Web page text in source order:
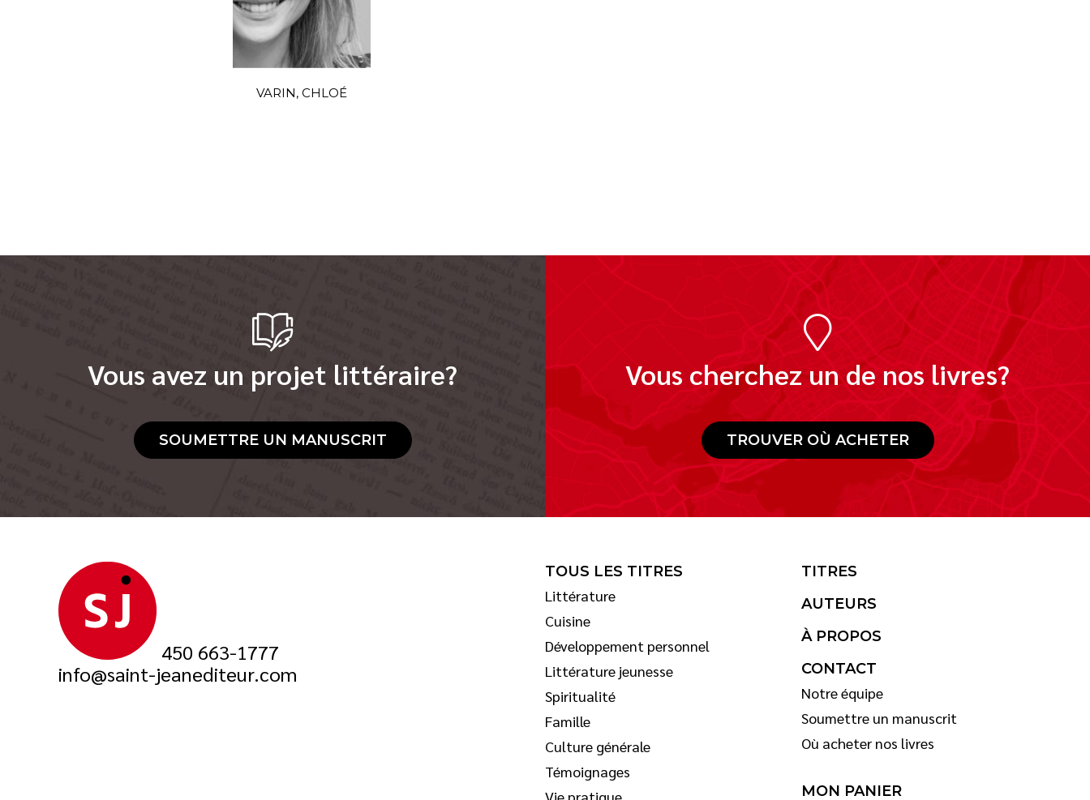
VARIN, CHLOÉ
Vous avez un projet littéraire?
SOUMETTRE UN MANUSCRIT
Vous cherchez un de nos livres?
TROUVER OÙ ACHETER
450 663-1777
info@saint-jeanediteur.com
TOUS LES TITRES
Littérature
Cuisine
Développement personnel
Littérature jeunesse
Spiritualité
Famille
Culture générale
Témoignages
TITRES
AUTEURS
À PROPOS
CONTACT
Notre équipe
Soumettre un manuscrit
Où acheter nos livres
MON PANIER